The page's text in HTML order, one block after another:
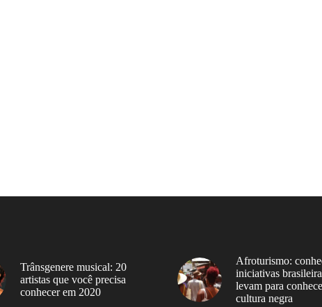
Trânsgenere musical: 20
artistas que você precisa
conhecer em 2020
Afroturismo:
iniciativas
levam para
cultura negra